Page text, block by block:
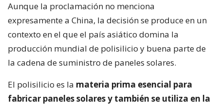
Aunque la proclamación no menciona
expresamente a China, la decisión se produce en un
contexto en el que el país asiático domina la
producción mundial de polisilicio y buena parte de
la cadena de suministro de paneles solares.
El polisilicio es la materia prima esencial para
fabricar paneles solares y también se utiliza en la